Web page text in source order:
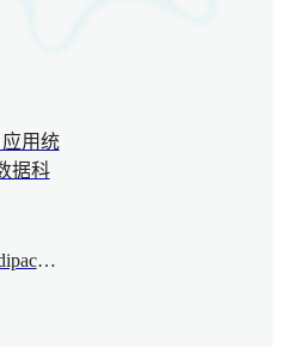
用统
据科
chitradipachakraborty@bimsa.cn